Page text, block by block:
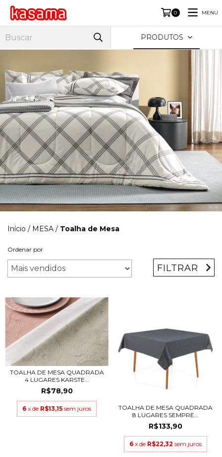
0 MENU
PRODUTOS
Início / MESA / Toalha de Mesa
Ordenar por
FILTRAR
TOALHA DE MESA QUADRADA
4 LUGARES KARSTE...
R$78,90
6 x de R$13,15 sem juros
TOALHA DE MESA QUADRADA
8 LUGARES SEMPRE...
R$133,90
6 x de R$22,32 sem juros